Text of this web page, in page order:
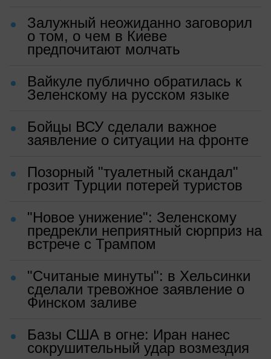
Залужный неожиданно заговорил
о том, о чем в Киеве
предпочитают молчать
Вайкуле публично обратилась к
Зеленскому на русском языке
Бойцы ВСУ сделали важное
заявление о ситуации на фронте
Позорный "туалетный скандал"
грозит Турции потерей туристов
"Новое унижение": Зеленскому
предрекли неприятный сюрприз на
встрече с Трампом
"Считаные минуты": в Хельсинки
сделали тревожное заявление о
Финском заливе
Базы США в огне: Иран нанес
сокрушительный удар возмездия